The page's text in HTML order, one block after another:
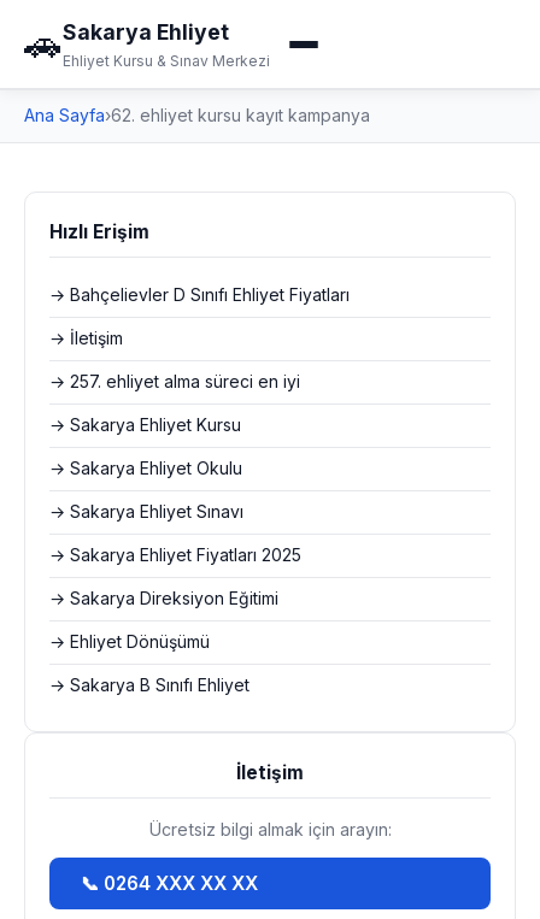
🚗Sakarya Ehliyet
Ehliyet Kursu & Sınav Merkezi
Ana Sayfa›62. ehliyet kursu kayıt kampanya
Hızlı Erişim
→ Bahçelievler D Sınıfı Ehliyet Fiyatları
→ İletişim
→ 257. ehliyet alma süreci en iyi
→ Sakarya Ehliyet Kursu
→ Sakarya Ehliyet Okulu
→ Sakarya Ehliyet Sınavı
→ Sakarya Ehliyet Fiyatları 2025
→ Sakarya Direksiyon Eğitimi
→ Ehliyet Dönüşümü
→ Sakarya B Sınıfı Ehliyet
İletişim
Ücretsiz bilgi almak için arayın:
📞 0264 XXX XX XX